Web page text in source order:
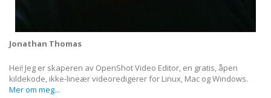
Jonathan Thomas
Hei! Jeg er skaperen av OpenShot Video Editor, en gratis, åpen
kildekode, ikke-lineær videoredigerer for Linux, Mac og Windows.
Mer om meg...